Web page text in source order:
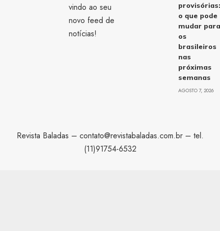
vindo ao seu
novo feed de
notícias!
o que pode
mudar
os
brasileiros
nas
próximas
semanas
AGOSTO 7, 2026
Revista Baladas – contato@revistabaladas.com.br– tel.
(11)91754-6532